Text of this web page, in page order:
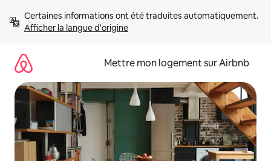
directement
Afficher la langue d'origine
Mettre mon logement sur Airbnb